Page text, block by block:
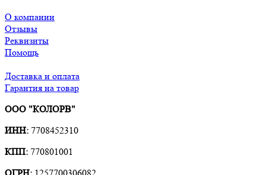
О компании
Отзывы
Реквизиты
Помощь
Доставка и оплата
Гарантия на товар
ООО "КОЛОРВ"
ИНН: 7708452310
КПП: 770801001